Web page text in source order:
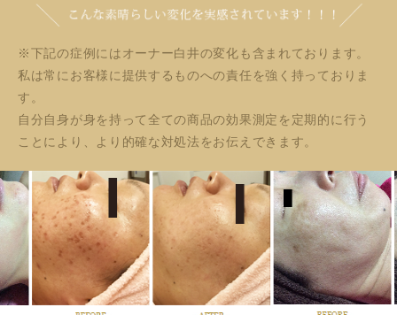
※下記の症例にはオーナー白井の変化も含まれております。
私は常にお客様に提供するものへの責任を強く持っておりま
す。
自分自身が身を持って全ての商品の効果測定を定期的に行う
ことにより、より的確な対処法をお伝えできます。